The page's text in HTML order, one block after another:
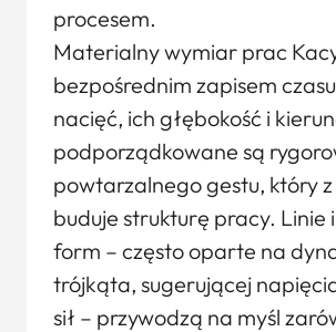
procesem.
Materialny wymiar prac
bezpośrednim zapisem
nacięć, ich głębokość i
podporządkowane są
powtarzalnego gestu, który
buduje strukturę pracy. Linie
form – często oparte na
trójkąta, sugerującej
sił – przywodzą na myśl